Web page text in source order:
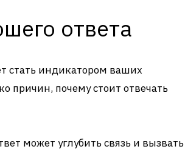
ответа
стать индикатором ваших
причин, почему стоит отвечать
может углубить связь и вызвать